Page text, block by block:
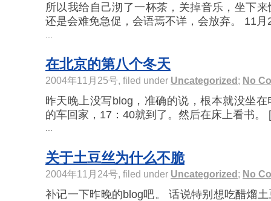
所以我给自己沏了一杯茶，关掉音乐，坐下
还是会难免急促，会语焉不详，会放弃。 11
在北京的第八个冬天
2004年11月25号, filed under Uncategorized ; No
昨天晚上没写blog，准确的说，根本就没坐
的车回家，17：40就到了。然后在床上看书
关于土豆丝为什么不脆
2004年11月24号, filed under Uncategorized ; No
补记一下昨晚的blog吧。 话说特别想吃醋熘